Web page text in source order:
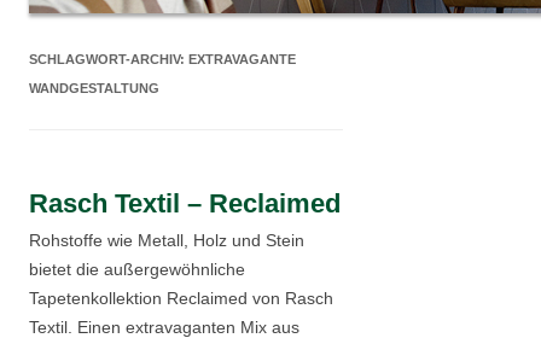
SCHLAGWORT-ARCHIV: EXTRAVAGANTE
WANDGESTALTUNG
Rasch Textil – Reclaimed
Rohstoffe wie Metall, Holz und Stein
bietet die außergewöhnliche
Tapetenkollektion Reclaimed von Rasch
Textil. Einen extravaganten Mix aus